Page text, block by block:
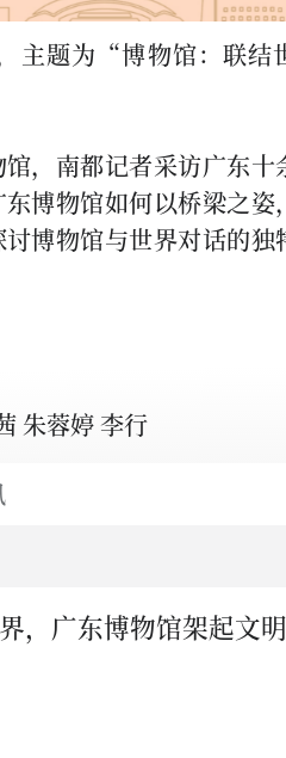
主题为“博物馆：联结
，南都记者采访广东十
博物馆如何以桥梁之姿
博物馆与世界对话的独
朱蓉婷 李行
，广东博物馆架起文